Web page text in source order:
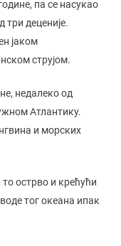
па се насукао
три деценије.
јаком
струјом.
недалеко од
Атлантику.
и морских
острво и крећући
тог океана ипак